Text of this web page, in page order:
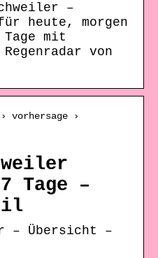
–
heute, morgen
Tage mit
von
vorhersage ›
Tage –
– Übersicht –